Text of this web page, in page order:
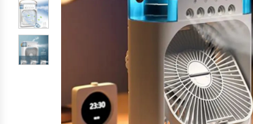
Cuisine
Décoration
Electroménager
Maison